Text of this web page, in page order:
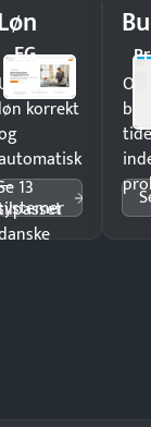
EG
Udbetal
løn korrekt
13